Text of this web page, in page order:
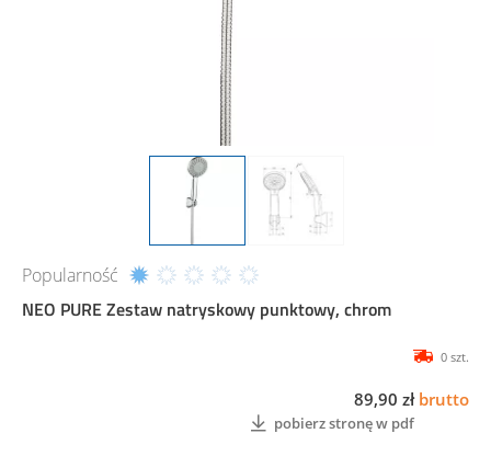
Popularność
NEO PURE Zestaw natryskowy punktowy, chrom
0 szt.
89,90 zł brutto
pobierz stronę w pdf